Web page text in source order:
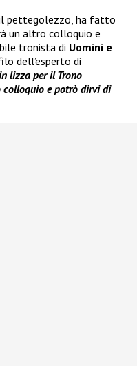
pettegolezzo, ha fatto
un altro colloquio e
tronista di Uomini e
dell’esperto di
lizza per il Trono
colloquio e potrò dirvi di